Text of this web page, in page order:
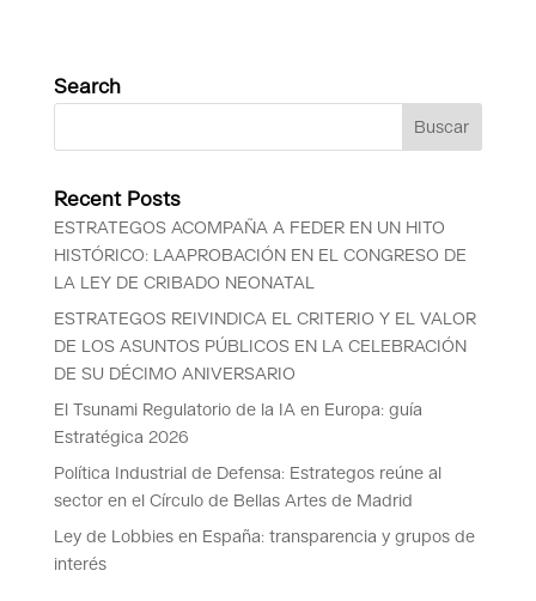
Search
Recent Posts
ESTRATEGOS ACOMPAÑA A FEDER EN UN HITO
HISTÓRICO: LAAPROBACIÓN EN EL CONGRESO DE
LA LEY DE CRIBADO NEONATAL
ESTRATEGOS REIVINDICA EL CRITERIO Y EL VALOR
DE LOS ASUNTOS PÚBLICOS EN LA CELEBRACIÓN
DE SU DÉCIMO ANIVERSARIO
El Tsunami Regulatorio de la IA en Europa: guía
Estratégica 2026
Política Industrial de Defensa: Estrategos reúne al
sector en el Círculo de Bellas Artes de Madrid
Ley de Lobbies en España: transparencia y grupos de
interés